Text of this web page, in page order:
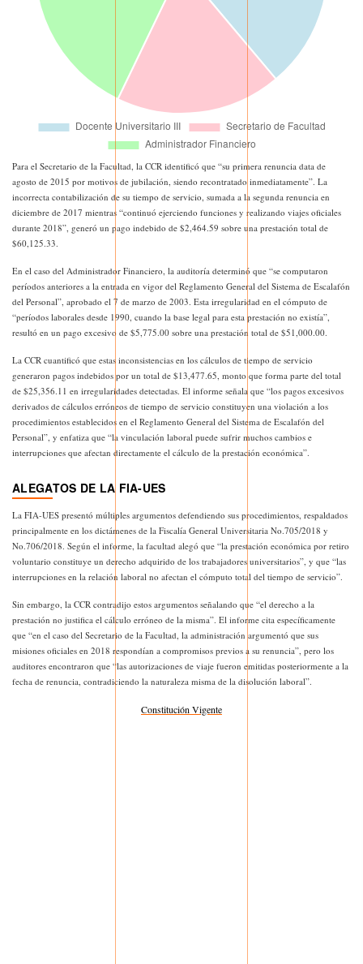
Para el Secretario de la Facultad, la CCR identificó que “su primera renuncia data de
agosto de 2015 por motivos de jubilación, siendo recontratado inmediatamente”. La
incorrecta contabilización de su tiempo de servicio, sumada a la segunda renuncia en
diciembre de 2017 mientras “continuó ejerciendo funciones y realizando viajes oficiales
durante 2018”, generó un pago indebido de $2,464.59 sobre una prestación total de
$60,125.33.
En el caso del Administrador Financiero, la auditoría determinó que “se computaron
períodos anteriores a la entrada en vigor del Reglamento General del Sistema de Escalafón
del Personal”, aprobado el 7 de marzo de 2003. Esta irregularidad en el cómputo de
“períodos laborales desde 1990, cuando la base legal para esta prestación no existía”,
resultó en un pago excesivo de $5,775.00 sobre una prestación total de $51,000.00.
La CCR cuantificó que estas inconsistencias en los cálculos de tiempo de servicio
generaron pagos indebidos por un total de $13,477.65, monto que forma parte del total
de $25,356.11 en irregularidades detectadas. El informe señala que “los pagos excesivos
derivados de cálculos erróneos de tiempo de servicio constituyen una violación a los
procedimientos establecidos en el Reglamento General del Sistema de Escalafón del
Personal”, y enfatiza que “la vinculación laboral puede sufrir muchos cambios e
interrupciones que afectan directamente el cálculo de la prestación económica”.
ALEGATOS DE LA FIA-UES
La FIA-UES presentó múltiples argumentos defendiendo sus procedimientos, respaldados
principalmente en los dictámenes de la Fiscalía General Universitaria No.705/2018 y
No.706/2018. Según el informe, la facultad alegó que “la prestación económica por retiro
voluntario constituye un derecho adquirido de los trabajadores universitarios”, y que “las
interrupciones en la relación laboral no afectan el cómputo total del tiempo de servicio”.
Sin embargo, la CCR contradijo estos argumentos señalando que “el derecho a la
prestación no justifica el cálculo erróneo de la misma”. El informe cita específicamente
que “en el caso del Secretario de la Facultad, la administración argumentó que sus
misiones oficiales en 2018 respondían a compromisos previos a su renuncia”, pero los
auditores encontraron que “las autorizaciones de viaje fueron emitidas posteriormente a la
fecha de renuncia, contradiciendo la naturaleza misma de la disolución laboral”.
Constitución Vigente